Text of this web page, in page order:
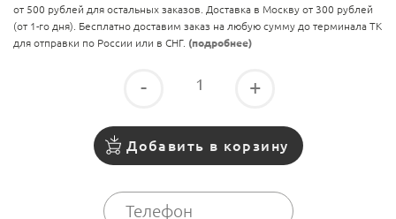
от 500 рублей для остальных заказов. Доставка в Москву от 300 рублей
(от 1-го дня). Бесплатно доставим заказ на любую сумму до терминала ТК
для отправки по России или в СНГ. (подробнее)
- +
Добавить в корзину